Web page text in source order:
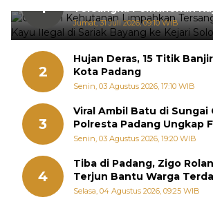
1
Tersangka Pemanenan
Sariak Bayang ke Kejari
Jumat, 31 Juli 2026, 09:10 WIB
2
Hujan Deras, 15 Titik
Kota Padang
Senin, 03 Agustus 2026, 17:10 WIB
3
Viral Ambil Batu di Sungai
Polresta Padang Ungkap
Sebenarnya
Senin, 03 Agustus 2026, 19:20 WIB
4
Tiba di Padang, Zigo
Terjun Bantu Warga
Selasa, 04 Agustus 2026, 09:25 WIB